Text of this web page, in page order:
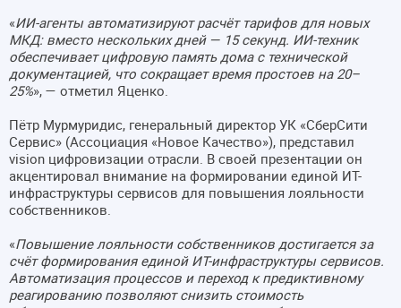
«ИИ-агенты автоматизируют расчёт тарифов для новых
МКД: вместо нескольких дней — 15 секунд. ИИ-техник
обеспечивает цифровую память дома с технической
документацией, что сокращает время простоев на 20–
25%», — отметил Яценко.
Пётр Мурмуридис, генеральный директор УК «СберСити
Сервис» (Ассоциация «Новое Качество»), представил
vision цифровизации отрасли. В своей презентации он
акцентировал внимание на формировании единой ИТ-
инфраструктуры сервисов для повышения лояльности
собственников.
«Повышение лояльности собственников достигается за
счёт формирования единой ИТ-инфраструктуры сервисов.
Автоматизация процессов и переход к предиктивному
реагированию позволяют снизить стоимость